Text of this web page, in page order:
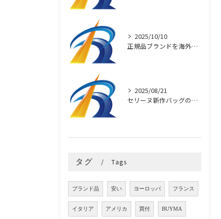
2025/10/10
正規品ブランドを海外直輸入で安く買う秘訣
2025/08/21
セリーヌ新作バッグの魅力と選び方
タグ Tags
ブランド品 安い ヨーロッパ フランス
イタリア アメリカ 買付 BUYMA